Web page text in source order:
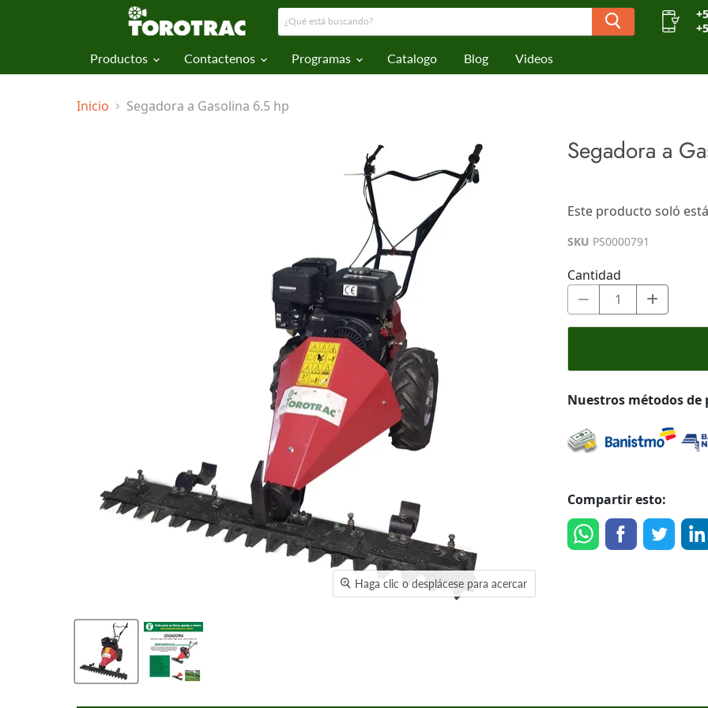
Productos Contactenos Programas Catalogo Blog Videos
Inicio Segadora a Gasolina 6.5 hp
Haga clic o desplácese para acercar
Segadora a
$0.00
Este producto soló
SKU PS0000791
Cantidad
Nuestros métodos de
Compartir esto: